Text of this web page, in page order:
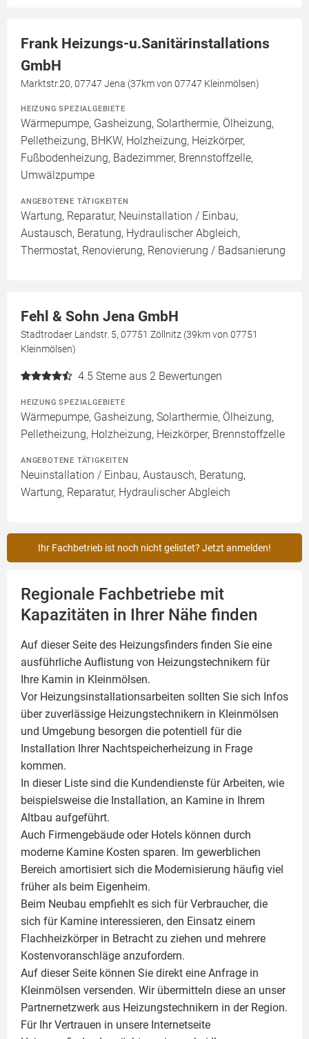
Frank Heizungs-u.Sanitärinstallations
GmbH
Marktstr.20, 07747 Jena (37km von 07747 Kleinmölsen)
HEIZUNG SPEZIALGEBIETE
Wärmepumpe, Gasheizung, Solarthermie, Ölheizung,
Pelletheizung, BHKW, Holzheizung, Heizkörper,
Fußbodenheizung, Badezimmer, Brennstoffzelle,
Umwälzpumpe
ANGEBOTENE TÄTIGKEITEN
Wartung, Reparatur, Neuinstallation / Einbau,
Austausch, Beratung, Hydraulischer Abgleich,
Thermostat, Renovierung, Renovierung / Badsanierung
Fehl & Sohn Jena GmbH
Stadtrodaer Landstr. 5, 07751 Zöllnitz (39km von 07751
Kleinmölsen)
4.5 Sterne aus 2 Bewertungen
HEIZUNG SPEZIALGEBIETE
Wärmepumpe, Gasheizung, Solarthermie, Ölheizung,
Pelletheizung, Holzheizung, Heizkörper, Brennstoffzelle
ANGEBOTENE TÄTIGKEITEN
Neuinstallation / Einbau, Austausch, Beratung,
Wartung, Reparatur, Hydraulischer Abgleich
Ihr Fachbetrieb ist noch nicht gelistet? Jetzt anmelden!
Regionale Fachbetriebe mit
Kapazitäten in Ihrer Nähe finden
Auf dieser Seite des Heizungsfinders finden Sie eine
ausführliche Auflistung von Heizungstechnikern für
Ihre Kamin in Kleinmölsen.
Vor Heizungsinstallationsarbeiten sollten Sie sich Infos
über zuverlässige Heizungstechnikern in Kleinmölsen
und Umgebung besorgen die potentiell für die
Installation Ihrer Nachtspeicherheizung in Frage
kommen.
In dieser Liste sind die Kundendienste für Arbeiten, wie
beispielsweise die Installation, an Kamine in Ihrem
Altbau aufgeführt.
Auch Firmengebäude oder Hotels können durch
moderne Kamine Kosten sparen. Im gewerblichen
Bereich amortisiert sich die Modernisierung häufig viel
früher als beim Eigenheim.
Beim Neubau empfiehlt es sich für Verbraucher, die
sich für Kamine interessieren, den Einsatz einem
Flachheizkörperin Betracht zu ziehen und mehrere
Kostenvoranschläge anzufordern.
Auf dieser Seite können Sie direkt eine Anfrage in
Kleinmölsen versenden. Wir übermitteln diese an unser
Partnernetzwerk aus Heizungstechnikern in der Region.
Für Ihr Vertrauen in unsere Internetseite